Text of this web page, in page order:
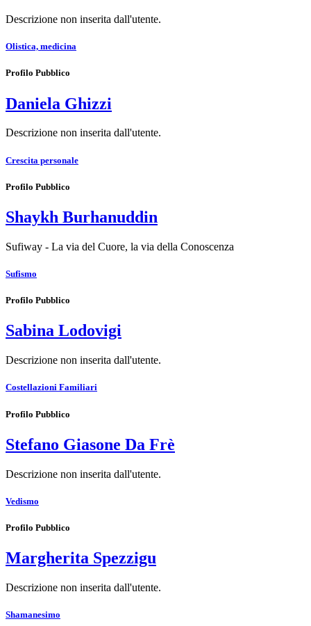
Descrizione non inserita dall'utente.
Olistica, medicina
Profilo Pubblico
Daniela Ghizzi
Descrizione non inserita dall'utente.
Crescita personale
Profilo Pubblico
Shaykh Burhanuddin
Sufiway - La via del Cuore, la via della Conoscenza
Sufismo
Profilo Pubblico
Sabina Lodovigi
Descrizione non inserita dall'utente.
Costellazioni Familiari
Profilo Pubblico
Stefano Giasone Da Frè
Descrizione non inserita dall'utente.
Vedismo
Profilo Pubblico
Margherita Spezzigu
Descrizione non inserita dall'utente.
Shamanesimo